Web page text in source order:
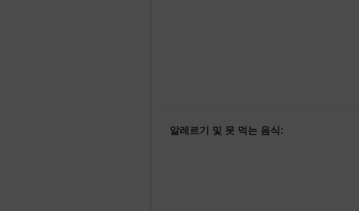
알레르기 및 못 먹는 음식: